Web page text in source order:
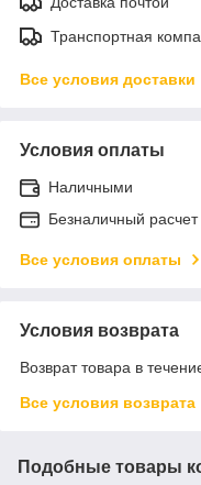
Транспортная
Все условия доставки
Условия оплаты
Наличными
Безналичный расчет
Все условия оплаты
Условия возврата
Возврат товара в
Все условия возврата
Подобные товары